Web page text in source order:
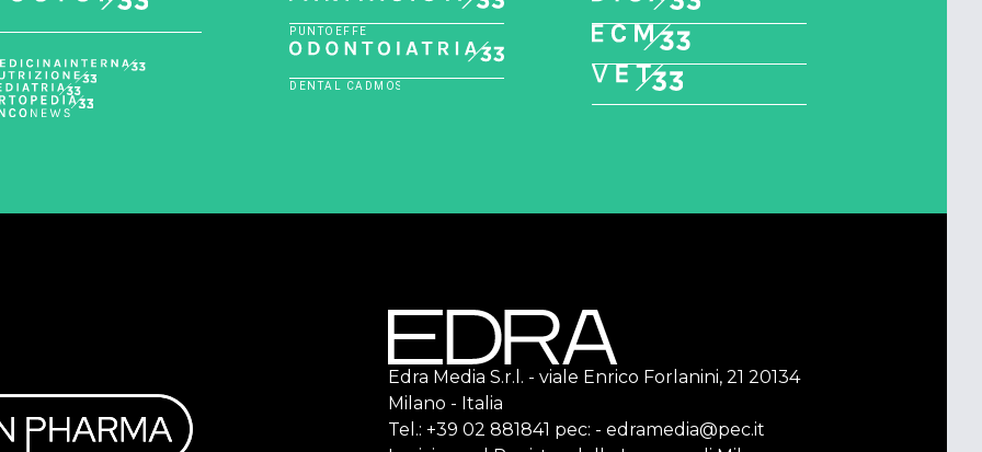
Edra Media S.r.l. - viale Enrico Forlanini, 21 20134
Milano - Italia
Tel.: +39 02 881841 pec: - edramedia@pec.it